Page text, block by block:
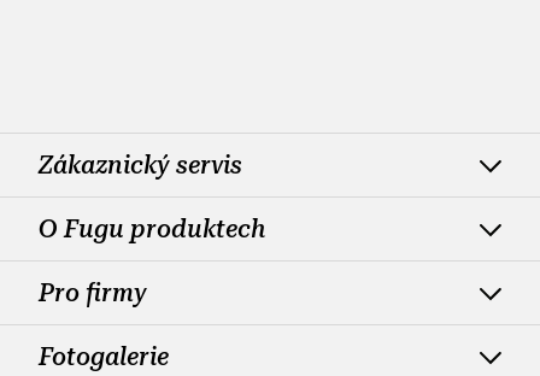
Zákaznický servis
O Fugu produktech
Pro firmy
Fotogalerie